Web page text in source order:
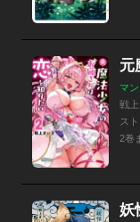
マ
戦
ス
2巻
妖